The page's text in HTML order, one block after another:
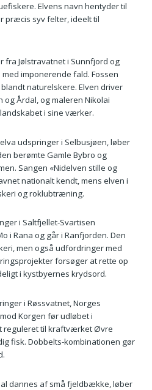
Elvens navn hentyder til
præcis syv felter, ideelt til
fra Jølstravatnet i Sunnfjord og
imponerende fald. Fossen
naturelskere. Elven driver
Årdal, og maleren Nikolai
i sine værker.
udspringer i Selbusjøen, løber
berømte Gamle Bybro og
Sangen «Nidelven stille og
nationalt kendt, mens elven i
og roklubtræning.
i Saltfjellet-Svartisen
i Rana og går i Ranfjorden. Den
men også udfordringer med
forsøger at rette op
i kystbyernes krydsord.
i Røssvatnet, Norges
Korgen før udløbet i
reguleret til kraftværket Øvre
fisk. Dobbelts-kombinationen gør
dannes af små fjeldbække, løber